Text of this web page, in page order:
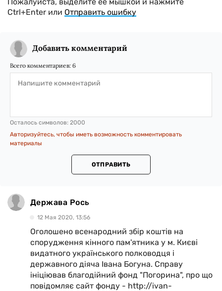
Ctrl+Enter или Отправить ошибку
Добавить комментарий
Всего комментариев: 6
Осталось символов: 2000
Авторизуйтесь, чтобы иметь возможность комментировать
материалы
ОТПРАВИТЬ
Держава Рось
12 Мая 2020, 13:56
Оголошено всенародний збір коштів на
спорудження кінного пам'ятника у м. Києві
видатного українського полководця і
державного діяча Івана Богуна. Справу
ініціював благодійний фонд "Погорина", про що
повідомляє сайт фонду - http://ivan-